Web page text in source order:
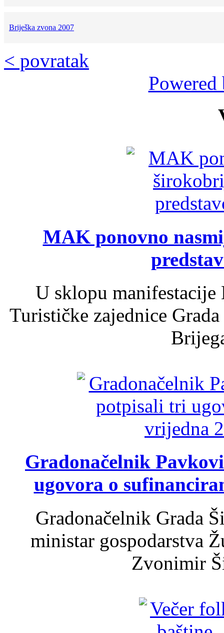
Briješka zvona 2007
< povratak
MAK ponovno
U sklopu
Turističke zajednice
Gradonačelnik
ugovora o
Gradonačelnik Grada
ministar gospodarstva
Zvonimir